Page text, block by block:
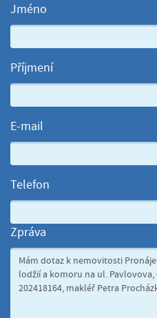
Jméno
Příjmení
E-mail
Telefon
Zpráva